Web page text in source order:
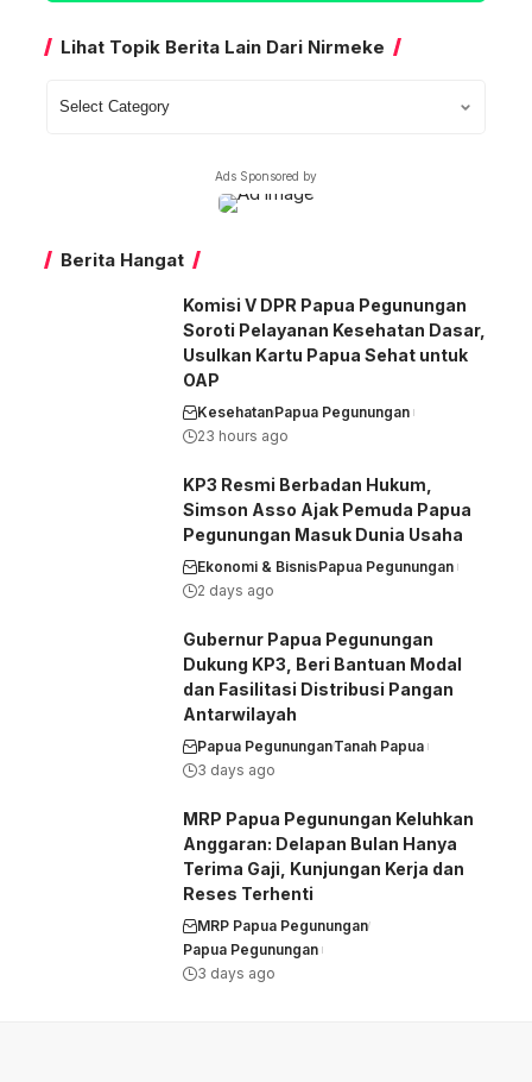
Lihat Topik Berita Lain Dari Nirmeke
Ads Sponsored by
Berita Hangat
Komisi V DPR Papua Pegunungan
Soroti Pelayanan Kesehatan Dasar,
Usulkan Kartu Papua Sehat untuk
OAP
KesehatanPapua Pegunungan
23 hours ago
KP3 Resmi Berbadan Hukum,
Simson Asso Ajak Pemuda Papua
Pegunungan Masuk Dunia Usaha
Ekonomi & BisnisPapua Pegunungan
2 days ago
Gubernur Papua Pegunungan
Dukung KP3, Beri Bantuan Modal
dan Fasilitasi Distribusi Pangan
Antarwilayah
Papua PegununganTanah Papua
3 days ago
MRP Papua Pegunungan Keluhkan
Anggaran: Delapan Bulan Hanya
Terima Gaji, Kunjungan Kerja dan
Reses Terhenti
MRP Papua Pegunungan
Papua Pegunungan
3 days ago